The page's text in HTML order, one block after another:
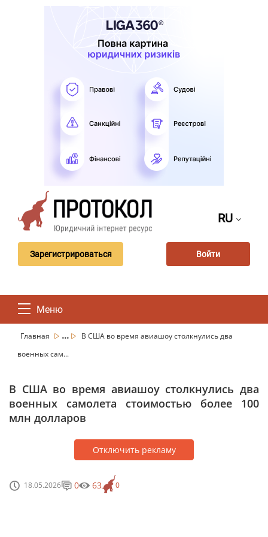
RU
Зарегистрироваться Войти
Меню
Главная ...
В США во время авиашоу столкнулись два
военных сам...
В США во время авиашоу столкнулись два
военных самолета стоимостью более 100
млн долларов
Отключить рекламу
18.05.2026 0
0 63